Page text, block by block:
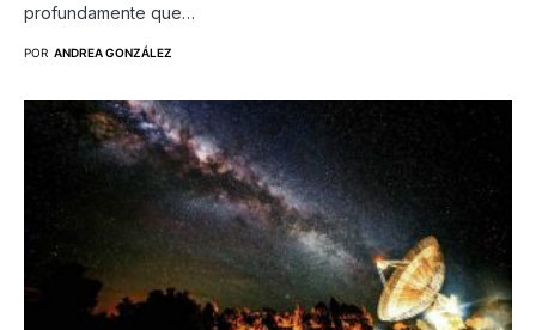
profundamente que…
POR ANDREA GONZÁLEZ